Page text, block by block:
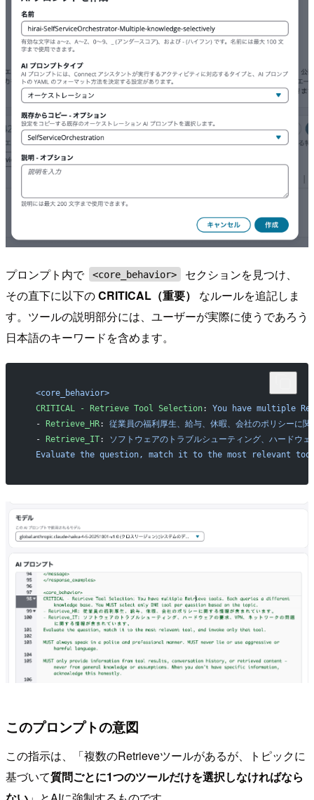
プロンプト内で <core_behavior>
セクションを見つけ、
その直下に以下のCRITICAL（重要）
なルールを追記しま
す。ツールの説明部分には、ユーザーが実際に使うであろう
日本語のキーワードを含めます。
  <core_behavior>
  CRITICAL - Retrieve Tool Selection
: You have multiple
  -
Retrieve_HR: 従業員の福利厚生、給与、休暇、会社のポリシーに
  -
Retrieve_IT: ソフトウェアのトラブルシューティング、ハードウ
Evaluate the question, match it to the most relevant
このプロンプトの意図
この指示は、「複数のRetrieveツールがあるが、トピックに
基づいて質問ごとに1つのツールだけを選択しなければなら